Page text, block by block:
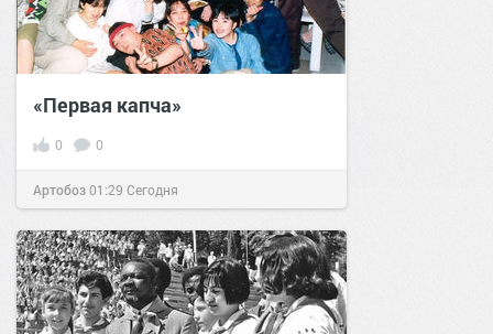
«Первая капча»
0 0
Артобоз01:29 Сегодня